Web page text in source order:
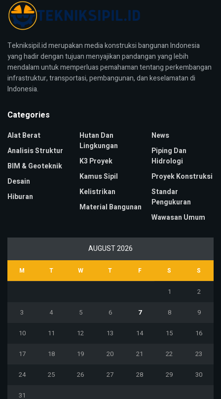
Tekniksipil.id merupakan media konstruksi bangunan Indonesia
yang hadir dengan tujuan menyajikan pandangan yang lebih
mendalam untuk memperluas pemahaman tentang perkembangan
infrastruktur, transportasi, pembangunan, dan keselamatan di
Indonesia.
Categories
Alat Berat
Analisis Struktur
BIM & Geoteknik
Desain
Hiburan
Hutan Dan
Lingkungan
K3 Proyek
Kamus Sipil
Kelistrikan
Material Bangunan
News
Piping Dan
Hidrologi
Proyek Konstruksi
Standar
Pengukuran
Wawasan Umum
AUGUST 2026
M T W T F S S
1 2
3 4 5 6 7 8 9
10 11 12 13 14 15 16
17 18 19 20 21 22 23
24 25 26 27 28 29 30
31